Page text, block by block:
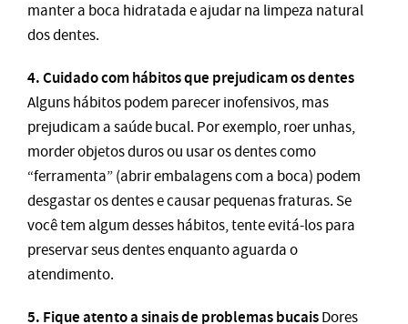
manter a boca hidratada e ajudar na limpeza natural
dos dentes.
4. Cuidado com hábitos que prejudicam os dentes
Alguns hábitos podem parecer inofensivos, mas
prejudicam a saúde bucal. Por exemplo, roer unhas,
morder objetos duros ou usar os dentes como
“ferramenta” (abrir embalagens com a boca) podem
desgastar os dentes e causar pequenas fraturas. Se
você tem algum desses hábitos, tente evitá-los para
preservar seus dentes enquanto aguarda o
atendimento.
5. Fique atento a sinais de problemas bucaisDores